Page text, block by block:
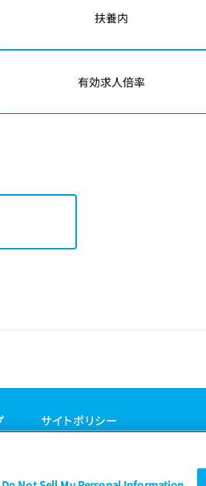
扶養内
有効求人倍率
サイトポリシー